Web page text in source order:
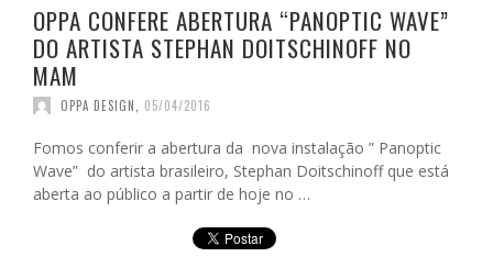
OPPA CONFERE ABERTURA “PANOPTIC WAVE”
DO ARTISTA STEPHAN DOITSCHINOFF NO
MAM
OPPA DESIGN 05/04/2016
Fomos conferir a abertura da nova instalação ” Panoptic
Wave” do artista brasileiro, Stephan Doitschinoff que está
aberta ao público a partir de hoje no …